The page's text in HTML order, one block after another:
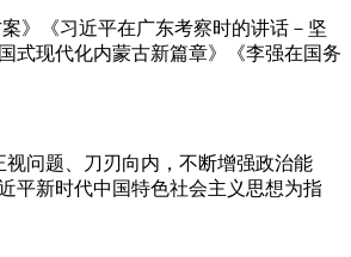
》《习近平在广东考察时的讲话－坚
式现代化内蒙古新篇章》《李强在国务
问题、刀刃向内，不断增强政治能
平新时代中国特色社会主义思想为指